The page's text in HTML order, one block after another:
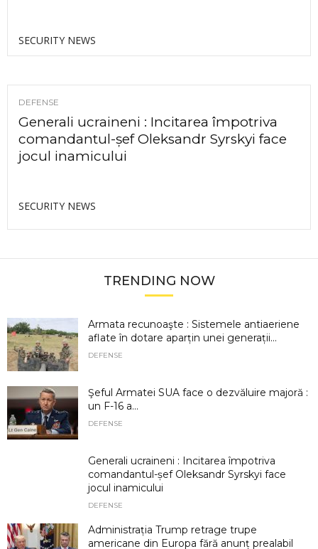
SECURITY NEWS
DEFENSE
Generali ucraineni : Incitarea împotriva
comandantul-șef Oleksandr Syrskyi face
jocul inamicului
SECURITY NEWS
TRENDING NOW
Armata recunoaşte : Sistemele antiaeriene
aflate în dotare aparțin unei generații...
DEFENSE
Şeful Armatei SUA face o dezvăluire majoră :
un F-16 a...
DEFENSE
Generali ucraineni : Incitarea împotriva
comandantul-șef Oleksandr Syrskyi face
jocul inamicului
DEFENSE
Administrația Trump retrage trupe
americane din Europa fără anunț prealabil